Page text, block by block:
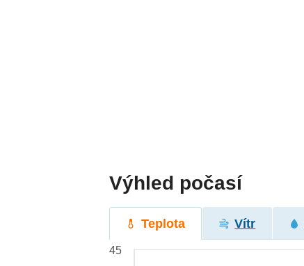
Výhled počasí
Teplota Vítr
45